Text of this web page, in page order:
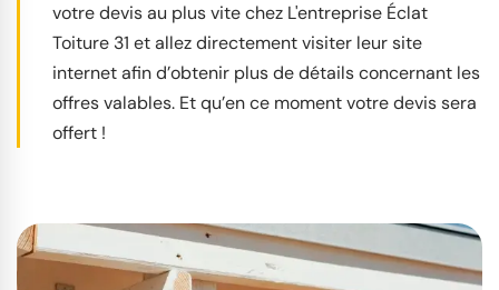
votre devis au plus vite chez L'entreprise Éclat
Toiture 31 et allez directement visiter leur site
internet afin d’obtenir plus de détails concernant les
offres valables. Et qu’en ce moment votre devis sera
offert !